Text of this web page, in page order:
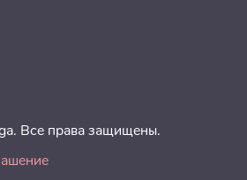
Все права защищены.